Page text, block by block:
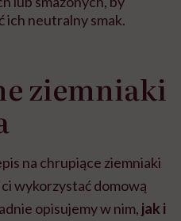
ich neutralny smak.
ziemniaki
na chrupiące ziemniaki
wykorzystać domową
opisujemy w nim, jak i